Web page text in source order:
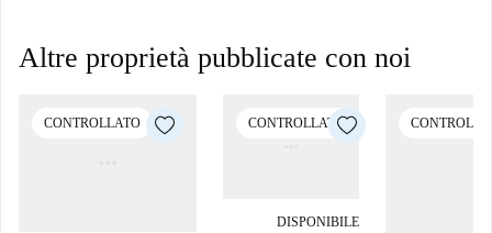
Altre proprietà pubblicate con noi
CONTROLLATO CONTROLLATO
DISPONIBILE